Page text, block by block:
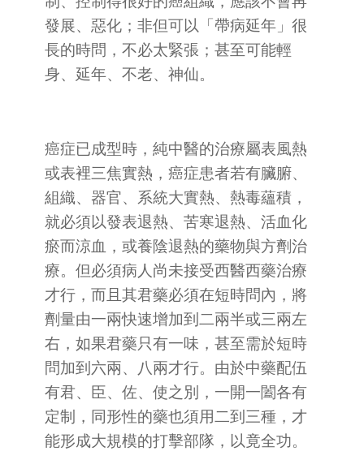
發展、惡化；非但可以「帶病延年」很
長的時問，不必太緊張；甚至可能輕
身、延年、不老、神仙。
癌症已成型時，純中醫的治療屬表風熱
或表裡三焦實熱，癌症患者若有臟腑、
組織、器官、系統大實熱、熱毒蘊積，
就必須以發表退熱、苦寒退熱、活血化
瘀而涼血，或養陰退熱的藥物與方劑治
療。但必須病人尚未接受西醫西藥治療
才行，而且其君藥必須在短時問內，將
劑量由一兩快速增加到二兩半或三兩左
右，如果君藥只有一味，甚至需於短時
問加到六兩、八兩才行。由於中藥配伍
有君、臣、佐、使之別，一開一闔各有
定制，同形性的藥也須用二到三種，才
能形成大規模的打擊部隊，以竟全功。